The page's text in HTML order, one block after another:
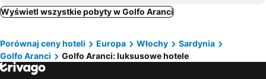
Sulia House Porto Rotondo, Curio Collection by Hilton
Cascioni Eco Retreat
Antica Dimora La Corona
W Sardinia - Poltu Quatu
Hotel Relais Villa del Golfo & Spa
Budoni, luxury hotels
Aglientu, luxury hotels
Golfo di Marinella, luxury hotels
Torpè, luxury hotels
Tempio Pausania, luxury hotels
Siniscola, luxury hotels
Wyświetl wszystkie pobyty w Golfo Aranci
Porównaj ceny hoteli Europa Włochy
Sardynia
Golfo Aranci
Golfo Aranci: luksusowe hotele